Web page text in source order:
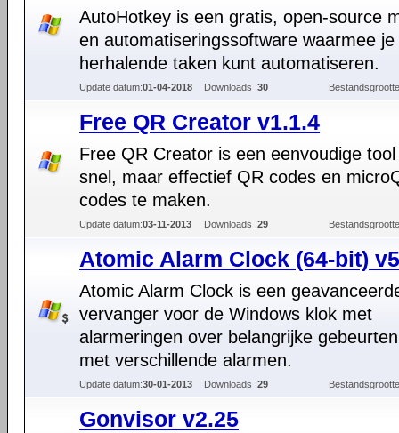
AutoHotkey is een gratis, open-source
en automatiseringssoftware waarmee je
herhalende taken kunt automatiseren.
Update datum:01-04-2018 Downloads :30
Free QR Creator v1.1.4
Free QR Creator is een eenvoudige
snel, maar effectief QR codes en
codes te maken.
Update datum:03-11-2013 Downloads :29
Atomic Alarm Clock (64-bit)
Atomic Alarm Clock is een
vervanger voor de Windows klok met
alarmeringen over belangrijke
met verschillende alarmen.
Update datum:30-01-2013 Downloads :29
Gonvisor v2.25